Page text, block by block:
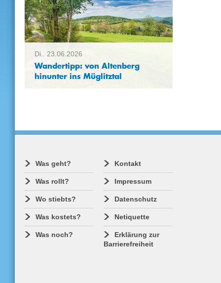
Di.. 23.06.2026
Wandertipp: von Altenberg
hinunter ins Müglitztal
Was geht?
Was rollt?
Wo stiebts?
Was kostets?
Was noch?
Kontakt
Impressum
Datenschutz
Netiquette
Erklärung zur
Barrierefreiheit